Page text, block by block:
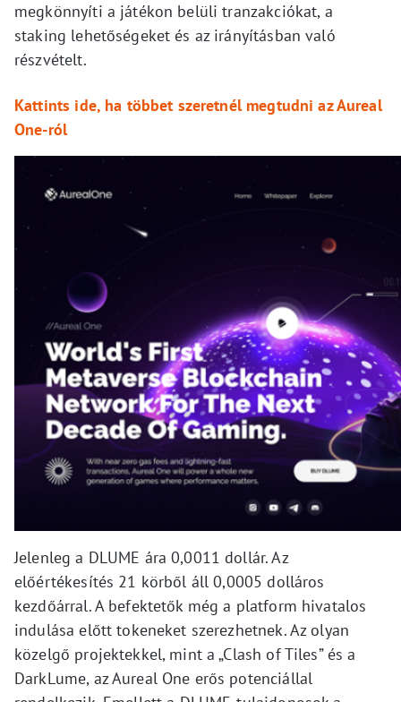
megkönnyíti a játékon belüli tranzakciókat, a
staking lehetőségeket és az irányításban való
részvételt.
Kattints ide, ha többet szeretnél megtudni az Aureal
One-ról
Jelenleg a DLUME ára 0,0011 dollár. Az
előértékesítés 21 körből áll 0,0005 dolláros
kezdőárral. A befektetők még a platform hivatalos
indulása előtt tokeneket szerezhetnek. Az olyan
közelgő projektekkel, mint a „Clash of Tiles” és a
DarkLume, az Aureal One erős potenciállal